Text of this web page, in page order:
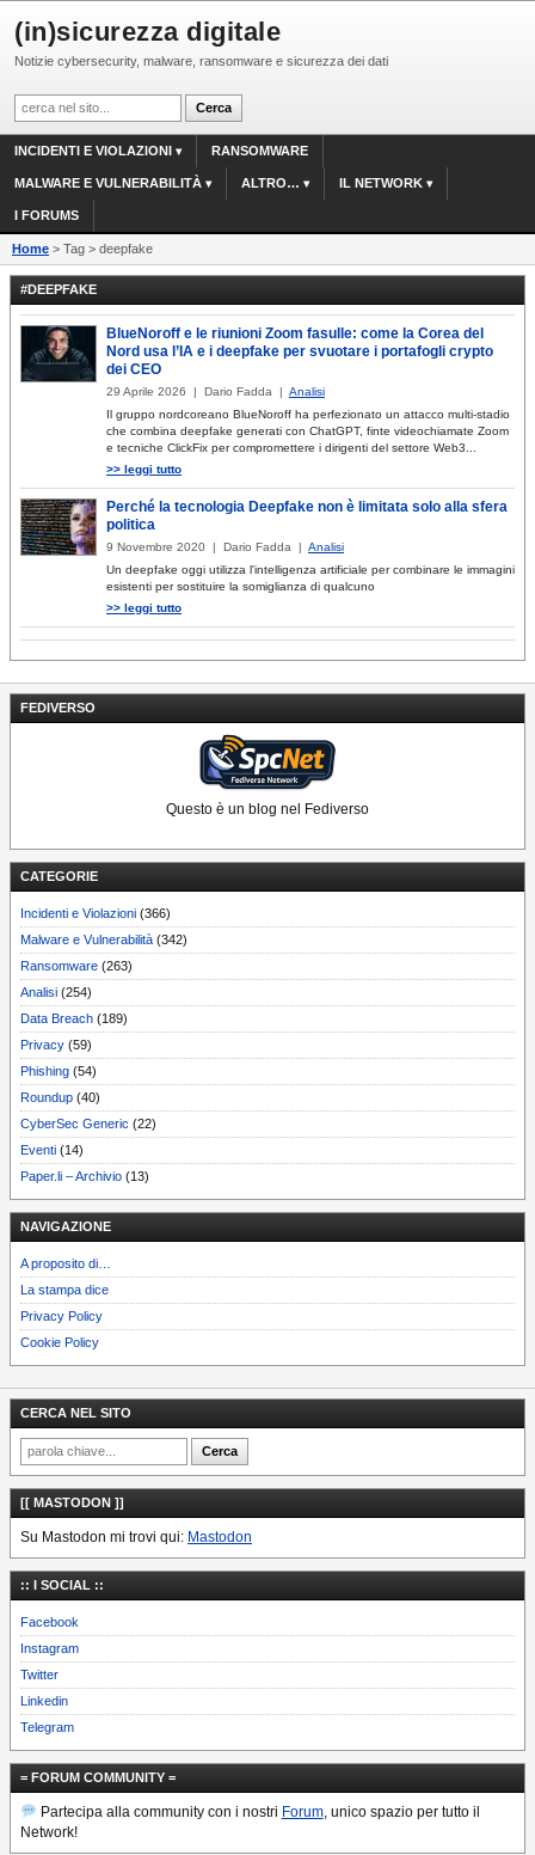
(in)sicurezza digitale
Notizie cybersecurity, malware, ransomware e sicurezza dei dati
INCIDENTI E VIOLAZIONI RANSOMWARE
MALWARE E VULNERABILITÀ ALTRO… IL NETWORK
I FORUMS
Home > Tag > deepfake
FEDIVERSO
Questo è un blog nel Fediverso
CATEGORIE
Incidenti e Violazioni (366)
Malware e Vulnerabilità (342)
Ransomware (263)
Analisi (254)
Data Breach (189)
Privacy (59)
Phishing (54)
Roundup (40)
CyberSec Generic (22)
Eventi (14)
Paper.li – Archivio (13)
NAVIGAZIONE
A proposito di…
La stampa dice
Privacy Policy
Cookie Policy
#DEEPFAKE
BlueNoroff e le riunioni Zoom fasulle: come la Corea del
Nord usa l’IA e i deepfake per svuotare i portafogli crypto
dei CEO
29 Aprile 2026 | Dario Fadda | Analisi
Il gruppo nordcoreano BlueNoroff ha perfezionato un attacco multi-stadio
che combina deepfake generati con ChatGPT, finte videochiamate Zoom
e tecniche ClickFix per compromettere i dirigenti del settore Web3...
>> leggi tutto
Perché la tecnologia Deepfake non è limitata solo alla sfera
politica
9 Novembre 2020 | Dario Fadda | Analisi
Un deepfake oggi utilizza l'intelligenza artificiale per combinare le immagini
esistenti per sostituire la somiglianza di qualcuno
>> leggi tutto
CERCA NEL SITO
[[ MASTODON ]]
Su Mastodon mi trovi qui: Mastodon
:: I SOCIAL ::
Facebook
Instagram
Twitter
Linkedin
Telegram
= FORUM COMMUNITY =
Partecipa alla community con i nostri Forum, unico spazio per tutto il
Network!